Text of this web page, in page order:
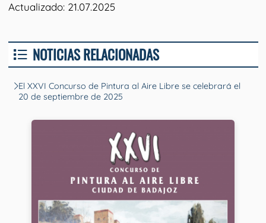
Actualizado: 21.07.2025
NOTICIAS RELACIONADAS
El XXVI Concurso de Pintura al Aire Libre se celebrará el
20 de septiembre de 2025